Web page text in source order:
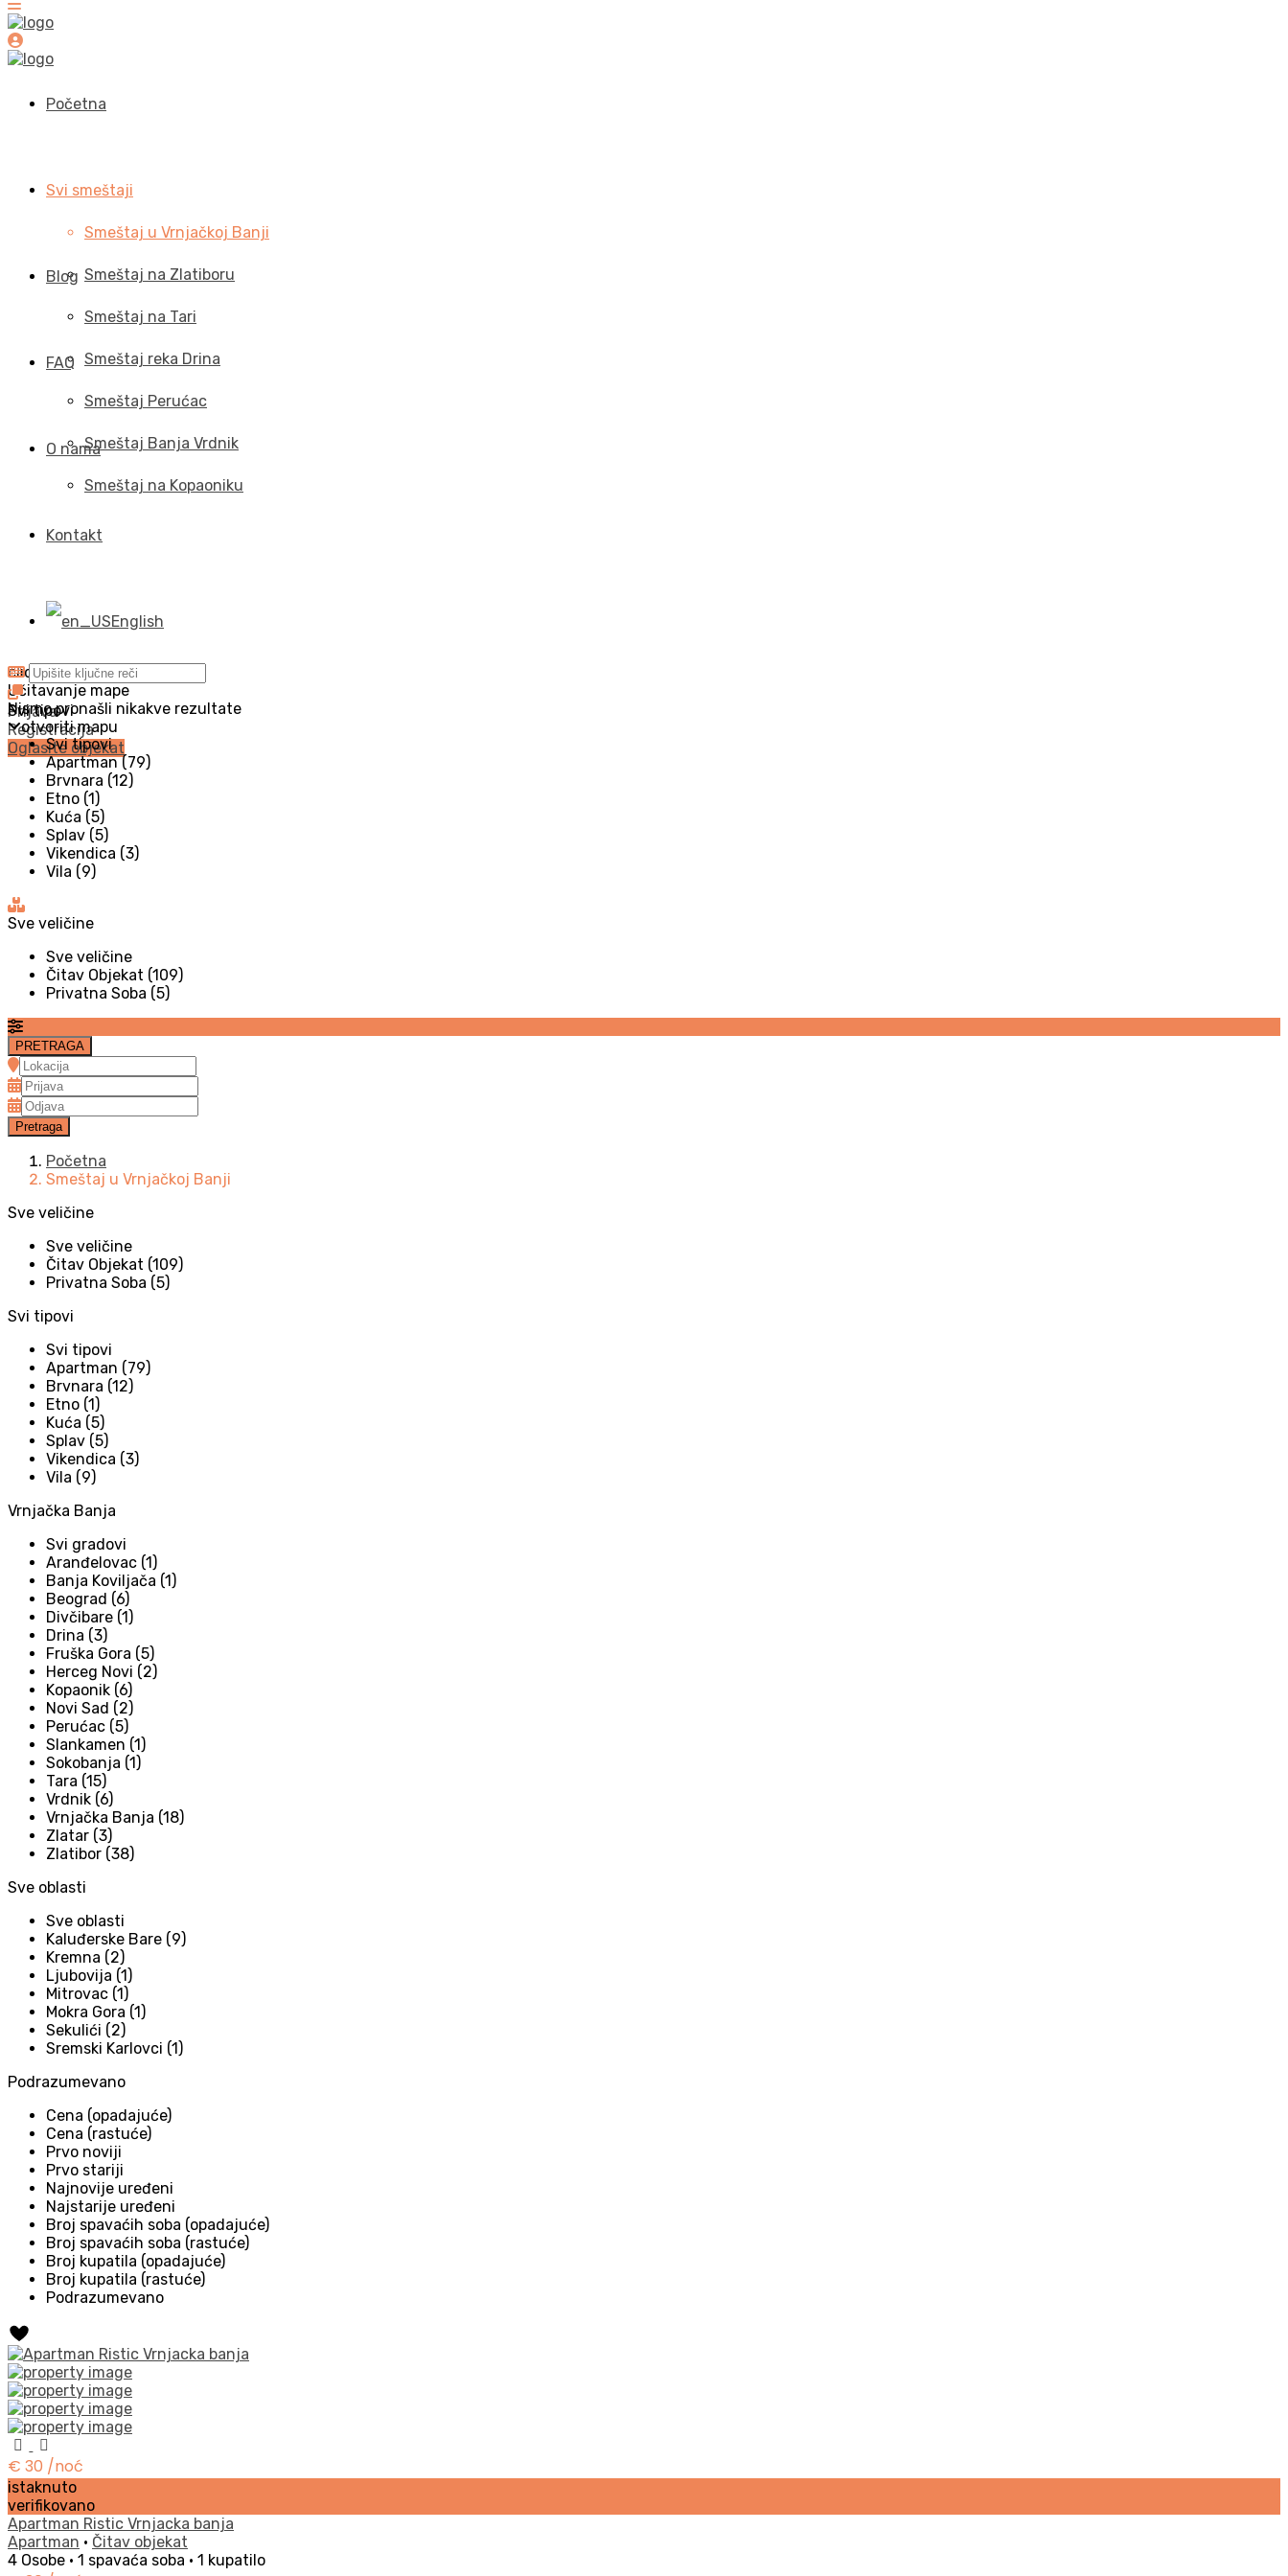
Početna
Svi smeštaji
Smeštaj u Vrnjačkoj Banji
Smeštaj na Zlatiboru
Smeštaj na Tari
Smeštaj reka Drina
Smeštaj Perućac
Smeštaj Banja Vrdnik
Smeštaj na Kopaoniku
Blog
FAQ
O nama
Kontakt
English
Prijava
Registracija
Oglasite objekat
click to enable zoom
Učitavanje mape
Nismo pronašli nikakve rezultate
otvoriti mapu
Svi tipovi
Svi tipovi
Apartman (79)
Brvnara (12)
Etno (1)
Kuća (5)
Splav (5)
Vikendica (3)
Vila (9)
Sve veličine
Sve veličine
Čitav Objekat (109)
Privatna Soba (5)
Početna
Smeštaj u Vrnjačkoj Banji
Sve veličine
Sve veličine
Čitav Objekat (109)
Privatna Soba (5)
Svi tipovi
Svi tipovi
Apartman (79)
Brvnara (12)
Etno (1)
Kuća (5)
Splav (5)
Vikendica (3)
Vila (9)
Vrnjačka Banja
Svi gradovi
Aranđelovac (1)
Banja Koviljača (1)
Beograd (6)
Divčibare (1)
Drina (3)
Fruška Gora (5)
Herceg Novi (2)
Kopaonik (6)
Novi Sad (2)
Perućac (5)
Slankamen (1)
Sokobanja (1)
Tara (15)
Vrdnik (6)
Vrnjačka Banja (18)
Zlatar (3)
Zlatibor (38)
Sve oblasti
Sve oblasti
Kaluđerske Bare (9)
Kremna (2)
Ljubovija (1)
Mitrovac (1)
Mokra Gora (1)
Sekulići (2)
Sremski Karlovci (1)
Podrazumevano
Cena (opadajuće)
Cena (rastuće)
Prvo noviji
Prvo stariji
Najnovije uređeni
Najstarije uređeni
Broj spavaćih soba (opadajuće)
Broj spavaćih soba (rastuće)
Broj kupatila (opadajuće)
Broj kupatila (rastuće)
Podrazumevano
€ 30 /noć
istaknuto
verifikovano
Apartman Ristic Vrnjacka banja
Apartman · Čitav objekat
4 Osobe · 1 spavaća soba · 1 kupatilo